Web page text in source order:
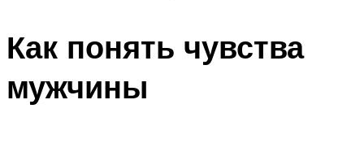
Как понять чувства
мужчины